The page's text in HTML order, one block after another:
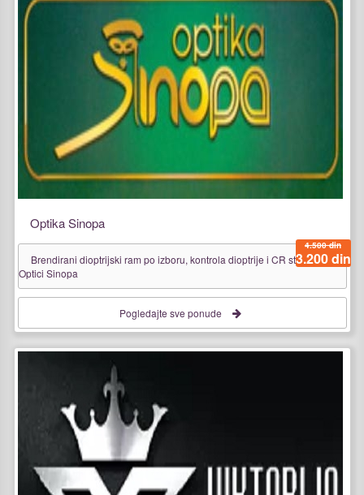
Optika Sinopa
Brendirani dioptrijski ram po izboru, kontrola dioptrije i CR stakla u
Optici Sinopa
4.500 din
3.200 din
Pogledajte sve ponude